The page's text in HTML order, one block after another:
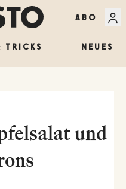
ABO
TRICKS NEUES
und